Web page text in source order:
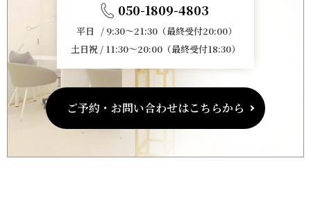
050-1809-4803
平日 / 9:30～21:30（最終受付20:00）
土日祝 / 11:30～20:00（最終受付18:30）
ご予約・お問い合わせはこちらから